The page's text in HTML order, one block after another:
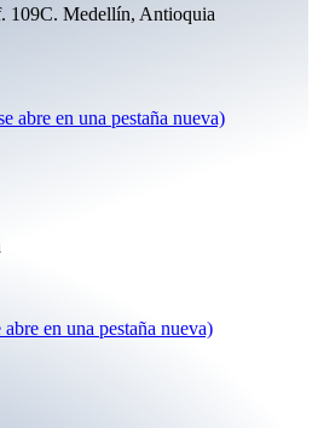
109C. Medellín, Antioquia
abre en una pestaña nueva)
abre en una pestaña nueva)